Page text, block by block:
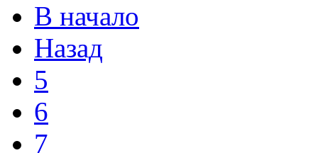
В начало
Назад
5
6
7